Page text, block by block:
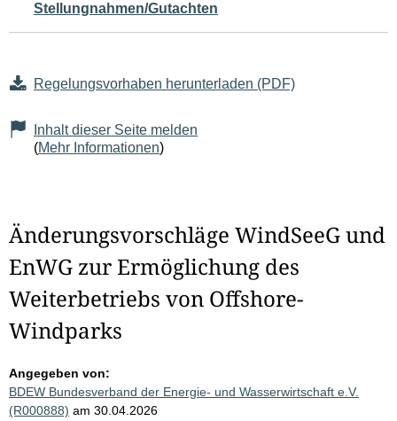
Stellungnahmen/Gutachten
Regelungsvorhaben herunterladen (PDF)
Inhalt dieser Seite melden
(Mehr Informationen)
Änderungsvorschläge WindSeeG und
EnWG zur Ermöglichung des
Weiterbetriebs von Offshore-
Windparks
Angegeben von:
BDEW Bundesverband der Energie- und Wasserwirtschaft e.V.
(R000888) am 30.04.2026